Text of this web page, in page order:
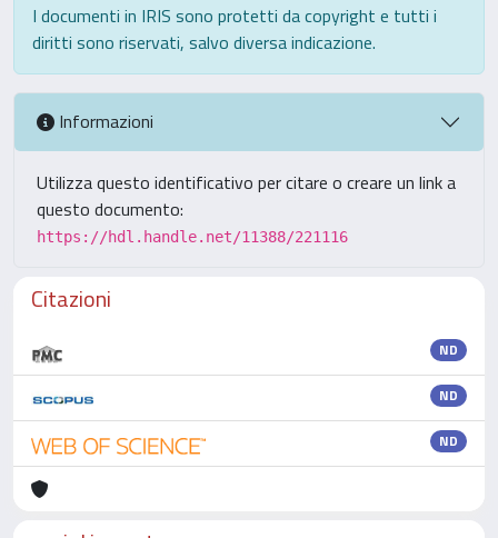
I documenti in IRIS sono protetti da copyright e tutti i
diritti sono riservati, salvo diversa indicazione.
Informazioni
Utilizza questo identificativo per citare o creare un link a
questo documento:
https://hdl.handle.net/11388/221116
Citazioni
ND
ND
ND